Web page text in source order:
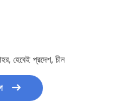
হেবেই প্রদেশ, চীন